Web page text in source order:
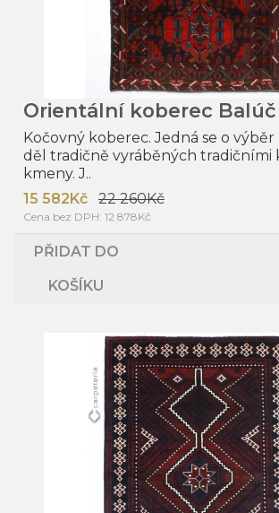
Orientální koberec
Kočovný koberec. Jedná se o
děl tradičně vyráběných tradičními
kmeny. J..
15 582Kč
22 260Kč
Cena bez DPH: 12 878Kč
PŘIDAT DO
KOŠÍKU